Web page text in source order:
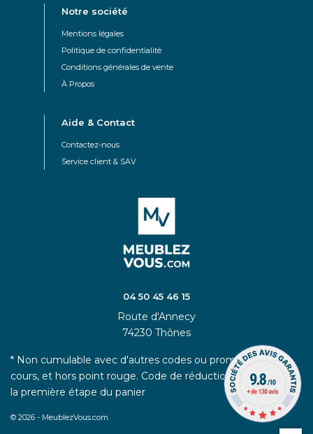
Notre société
Mentions légales
Politique de confidentialité
Conditions générales de vente
À Propos
Aide & Contact
Contactez-nous
Service client & SAV
04 50 45 46 15
Route d'Annecy
74230 Thônes
* Non cumulable avec d'autres codes ou promotions en
cours, et hors point rouge. Code de réduction à appliquer à
la première étape du panier
© 2026 - MeublezVous.com